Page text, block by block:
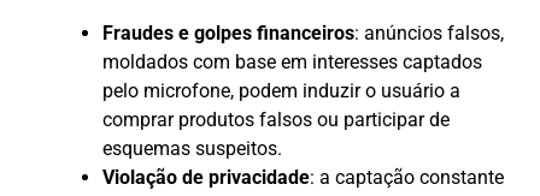
Fraudes e golpes financeiros: anúncios falsos,
moldados com base em interesses captados
pelo microfone, podem induzir o usuário a
comprar produtos falsos ou participar de
esquemas suspeitos.
Violação de privacidade: a captação constante